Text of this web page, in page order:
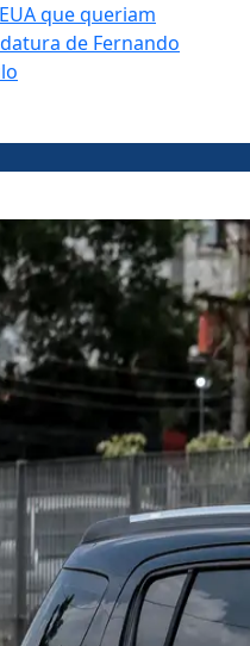
que queriam
de Fernando